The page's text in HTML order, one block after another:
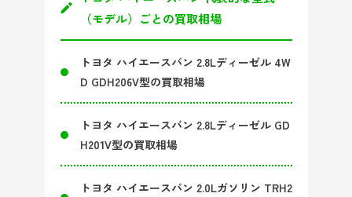
（モデル）ごとの買取相場
トヨタ ハイエースバン 2.8Lディーゼル 4W
D GDH206V型の買取相場
トヨタ ハイエースバン 2.8Lディーゼル GD
H201V型の買取相場
トヨタ ハイエースバン 2.0Lガソリン TRH2